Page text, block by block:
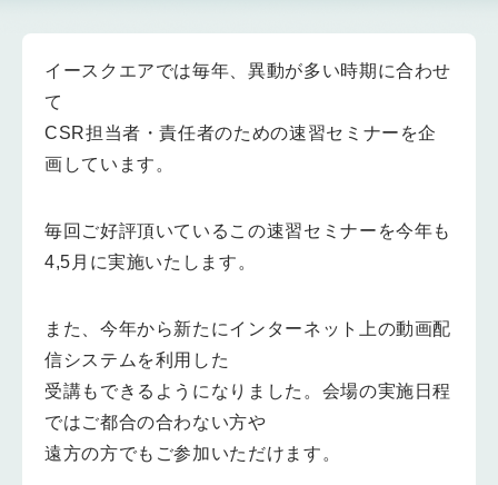
イースクエアでは毎年、異動が多い時期に合わせ
て
CSR担当者・責任者のための速習セミナーを企
画しています。
毎回ご好評頂いているこの速習セミナーを今年も
4,5月に実施いたします。
また、今年から新たにインターネット上の動画配
信システムを利用した
受講もできるようになりました。会場の実施日程
ではご都合の合わない方や
遠方の方でもご参加いただけます。